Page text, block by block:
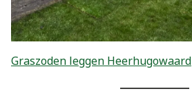
Graszoden leggen Heerhugowaard